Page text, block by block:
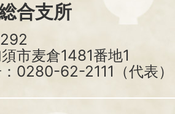
合支所
市麦倉1481番地1
0280-62-2111（代表）